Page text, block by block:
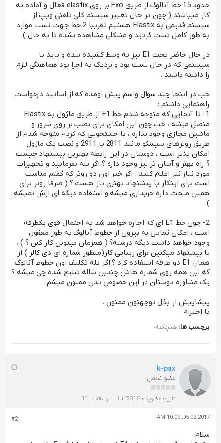
حدود 15 خط آنالوگ از طریق Fxo بر روی elastix فعال و آماده به
کار میباشند ( چون در حال تغییر سیستم کلی تلفنی ویپ از
سیستم قدیمی به Elastix هستیم تقریبا 2 خط جهت تست موارد
به طور کامل تست گردید و مشکلی مشاهده نشده تا به حال )
در حال حاضر بحث E1 نیز به وسط کشیده شده و باید با
سیستمی که در حال تست بود و نزدیک به اجرا بود هماهنگی لازم
را داشته باشند .
خب در اینجا چند سوال واسم پیش اومده که از اساتید درخواست
راهنمایی داشتم :
1- تا آنجایی که متوجه شدم خط E1 از طریق ماژول به Elastix
متصل میشه ، خب چون این امکان برای نصب بر روی سرور و
ماشین مجازی وجود نداره ، با جستجویی که کردم متوجه شدم از
طریق روترهای سیسکو مانند 2811 یا 2911 و نصب یک ماژول
امکان پذیر است ، دوستان در این رابطه بهترین پیشنهاد چیست
؟ راه بهتر و آسان تر نیز وجود داره ؟ اگر بله بفرمایید و تجهیزات
مورد نیاز نیز اعلام کنید . اگر خیر اون دو روتر که گفتم مناسب
است برای اینکار یا پیشنهاد بهتری باز هست ؟ ( صرفا روتر برای
همین مبحث داره خریداری میشه و استفاده دیگه ای ازش نمیشه
)
2- چون خط E1 ای که اجاره خواهد شد به احتمال قوی یکطرفه
است ، امکان تماس به بیرون از خطوط آنالوگ به طور معقول
وجود خواهد داشت دیگه درسته؟ ( همزمان میتونن کار کنن ؟ ) ،
یا پیشنهاد میکنین برای زیبایی کار(منظور شماره ای دی کالر ) از
همان E1 دو طرفه استفاده کرد ؟ اگر بله تکلیف اون خطوط آنالوگ
که این همه روی شماره هاش چندین ساله تبلیغ شده چی میشه ؟
یک مشاوره دوستان در این خصوص بدن ممنون میشم .
پیشاپیش از بذل توجهتون ممنون .
با احترام
برچسب ها: هیچکدام
k-pax
عضو انجمن
تاریخ عضویت: Jul 2015 ارسالات: 11
#2 05-02-2017, 10:09 AM
سلام